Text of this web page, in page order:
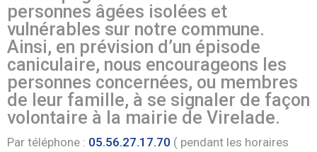
personnes âgées isolées et
vulnérables sur notre commune.
Ainsi, en prévision d’un épisode
caniculaire, nous encourageons les
personnes concernées, ou membres
de leur famille, à se signaler de façon
volontaire à la mairie de Virelade.
Par téléphone : 05.56.27.17.70 ( pendant les horaires